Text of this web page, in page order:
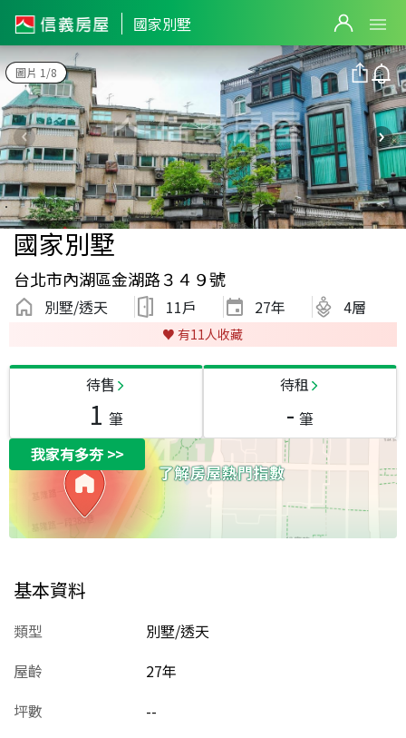
國家別墅
圖片 1/8
國家別墅
台北市內湖區金湖路３４９號
別墅/透天 11戶 27年 4層
♥️ 有11 人收藏
待售
1 筆
待租
- 筆
我家有多夯>>
基本資料
類型
別墅/透天
屋齡
27年
坪數
--